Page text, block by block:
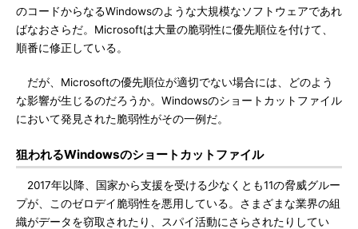
のコードからなるWindowsのような大規模なソフトウェアであれ
ばなおさらだ。Microsoftは大量の脆弱性に優先順位を付けて、
順番に修正している。
だが、Microsoftの優先順位が適切でない場合には、どのよう
な影響が生じるのだろうか。Windowsのショートカットファイル
において発見された脆弱性がその一例だ。
狙われるWindowsのショートカットファイル
2017年以降、国家から支援を受ける少なくとも11の脅威グルー
プが、このゼロデイ脆弱性を悪用している。さまざまな業界の組
織がデータを窃取されたり、スパイ活動にさらされたりしてい